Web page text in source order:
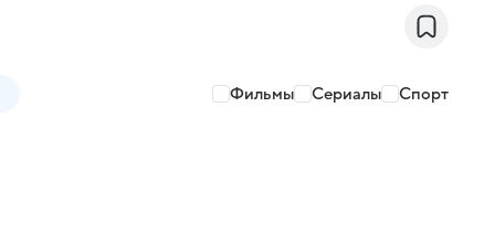
Фильмы Сериалы Спорт